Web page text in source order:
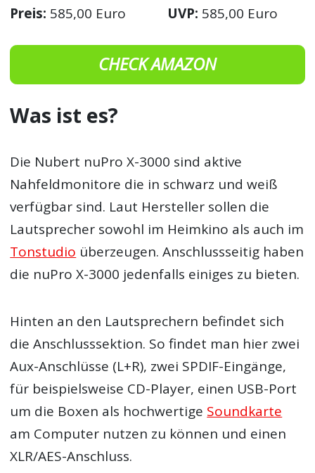
Preis: 585,00 Euro UVP: 585,00 Euro
CHECK AMAZON
Was ist es?
Die Nubert nuPro X-3000 sind aktive
Nahfeldmonitore die in schwarz und weiß
verfügbar sind. Laut Hersteller sollen die
Lautsprecher sowohl im Heimkino als auch im
Tonstudio überzeugen. Anschlussseitig haben
die nuPro X-3000 jedenfalls einiges zu bieten.
Hinten an den Lautsprechern befindet sich
die Anschlusssektion. So findet man hier zwei
Aux-Anschlüsse (L+R), zwei SPDIF-Eingänge,
für beispielsweise CD-Player, einen USB-Port
um die Boxen als hochwertige Soundkarte
am Computer nutzen zu können und einen
XLR/AES-Anschluss.